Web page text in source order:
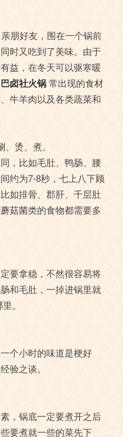
朋好友，围在一个锅前
时又吃到了美味。由于
益，在冬天可以驱寒暖
巴卤社火锅常出现的食材
牛羊肉以及各类蔬菜和
烫、煮。
，比如毛肚、鸭肠、腰
约为7-8秒，七上八下顾
如排骨、郡肝、千层肚
菇菌类的食物都需要多
要拿稳，不然很容易将
和毛肚，一掉进锅里就
。
个小时的味道是梗好
验之谈。
，锅底一定要煮开之后
要煮就一些的菜先下